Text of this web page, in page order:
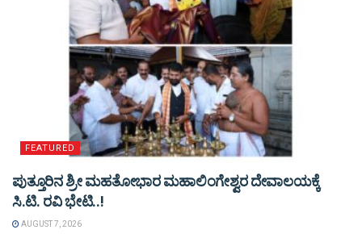
FEATURED
ಪುತ್ತೂರಿನ ಶ್ರೀ ಮಹತೋಭಾರ ಮಹಾಲಿಂಗೇಶ್ವರ ದೇವಾಲಯಕ್ಕೆ
ಸಿ.ಟಿ. ರವಿ ಭೇಟಿ..!
AUGUST 7, 2026